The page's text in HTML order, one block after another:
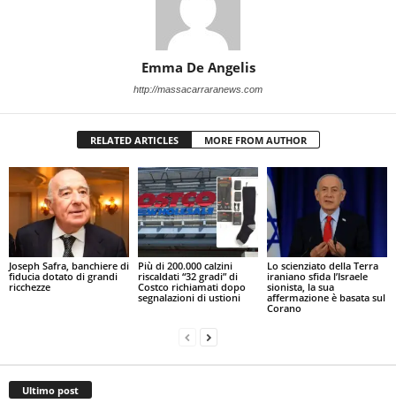
Emma De Angelis
http://massacarraranews.com
RELATED ARTICLES MORE FROM AUTHOR
Joseph Safra, banchiere di
fiducia dotato di grandi
ricchezze
Più di 200.000 calzini
riscaldati “32 gradi” di
Costco richiamati dopo
segnalazioni di ustioni
Lo scienziato della Terra
iraniano sfida l’Israele
sionista, la sua
affermazione è basata sul
Corano
Ultimo post